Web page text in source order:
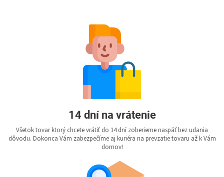
14 dní na vrátenie
Všetok tovar ktorý chcete vrátiť do 14 dní zoberieme naspäť bez udania
dôvodu. Dokonca Vám zabezpečíme aj kuriéra na prevzatie tovaru až k Vám
domov!